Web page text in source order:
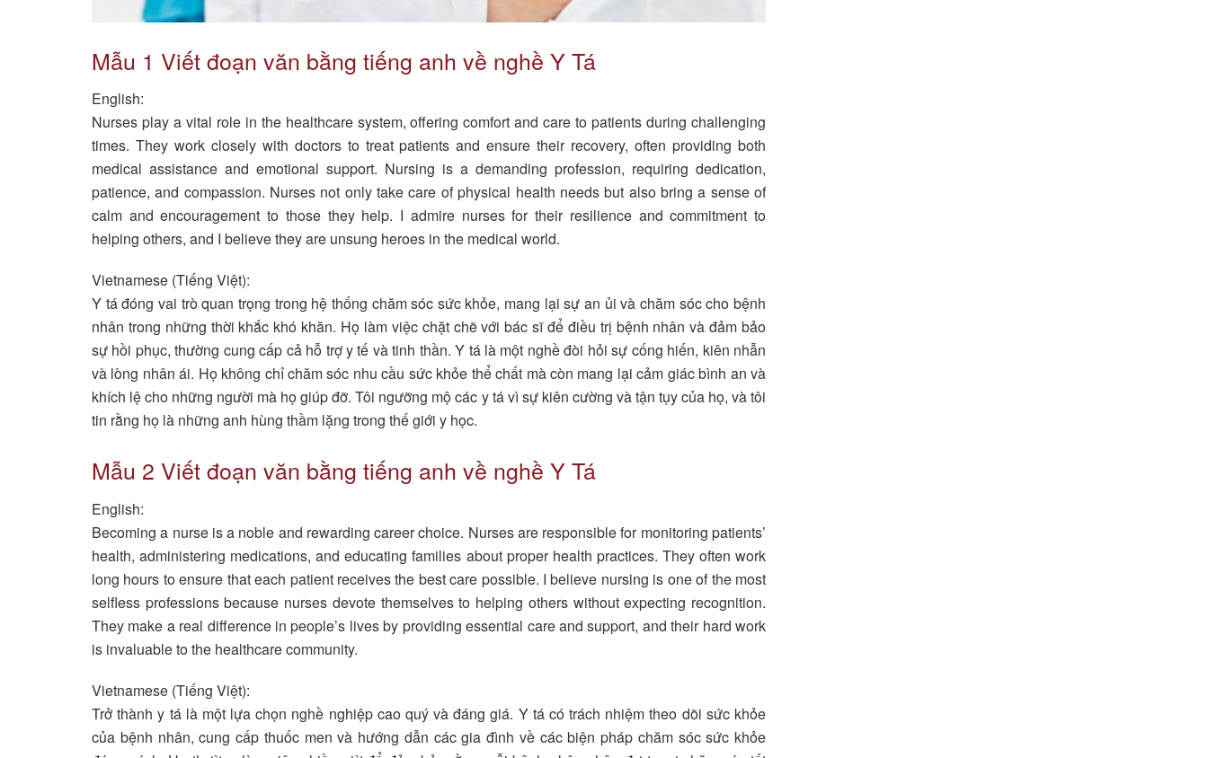
Mẫu 1 Viết đoạn văn bằng tiếng anh về nghề Y Tá
English:
Nurses play a vital role in the healthcare system, offering comfort and care to patients during challenging
times. They work closely with doctors to treat patients and ensure their recovery, often providing both
medical assistance and emotional support. Nursing is a demanding profession, requiring dedication,
patience, and compassion. Nurses not only take care of physical health needs but also bring a sense of
calm and encouragement to those they help. I admire nurses for their resilience and commitment to
helping others, and I believe they are unsung heroes in the medical world.
Vietnamese (Tiếng Việt):
Y tá đóng vai trò quan trọng trong hệ thống chăm sóc sức khỏe, mang lại sự an ủi và chăm sóc cho bệnh
nhân trong những thời khắc khó khăn. Họ làm việc chặt chẽ với bác sĩ để điều trị bệnh nhân và đảm bảo
sự hồi phục, thường cung cấp cả hỗ trợ y tế và tinh thần. Y tá là một nghề đòi hỏi sự cống hiến, kiên nhẫn
và lòng nhân ái. Họ không chỉ chăm sóc nhu cầu sức khỏe thể chất mà còn mang lại cảm giác bình an và
khích lệ cho những người mà họ giúp đỡ. Tôi ngưỡng mộ các y tá vì sự kiên cường và tận tụy của họ, và tôi
tin rằng họ là những anh hùng thầm lặng trong thế giới y học.
Mẫu 2 Viết đoạn văn bằng tiếng anh về nghề Y Tá
English:
Becoming a nurse is a noble and rewarding career choice. Nurses are responsible for monitoring patients’
health, administering medications, and educating families about proper health practices. They often work
long hours to ensure that each patient receives the best care possible. I believe nursing is one of the most
selfless professions because nurses devote themselves to helping others without expecting recognition.
They make a real difference in people’s lives by providing essential care and support, and their hard work
is invaluable to the healthcare community.
Vietnamese (Tiếng Việt):
Trở thành y tá là một lựa chọn nghề nghiệp cao quý và đáng giá. Y tá có trách nhiệm theo dõi sức khỏe
của bệnh nhân, cung cấp thuốc men và hướng dẫn các gia đình về các biện pháp chăm sóc sức khỏe